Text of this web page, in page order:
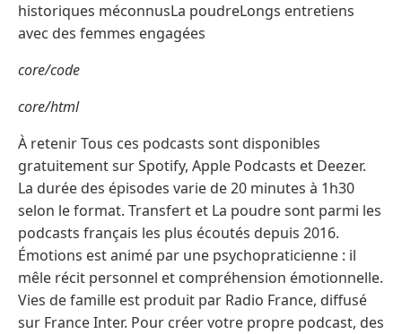
historiques méconnusLa poudreLongs entretiens
avec des femmes engagées
core/code
core/html
À retenir Tous ces podcasts sont disponibles
gratuitement sur Spotify, Apple Podcasts et Deezer.
La durée des épisodes varie de 20 minutes à 1h30
selon le format. Transfert et La poudre sont parmi les
podcasts français les plus écoutés depuis 2016.
Émotions est animé par une psychopraticienne : il
mêle récit personnel et compréhension émotionnelle.
Vies de famille est produit par Radio France, diffusé
sur France Inter. Pour créer votre propre podcast, des